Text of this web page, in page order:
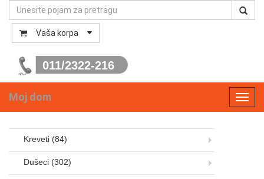
Vaša korpa
011/2322-216
Moj dom
Kreveti (84)
Dušeci (302)